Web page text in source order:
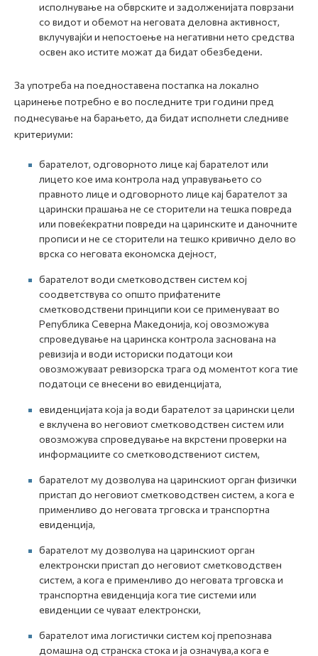
исполнување на обврските и задолженијата поврзани
со видот и обемот на неговата деловна активност,
вклучувајќи и непостоење на негативни нето средства
освен ако истите можат да бидат обезбедени.
За употреба на поедноставена постапка на локално
царинење потребно е во последните три години пред
поднесување на барањето, да бидат исполнети следниве
критериуми:
барателот, одговорното лице кај барателот или
лицето кое има контрола над управувањето со
правното лице и одговорното лице кај барателот за
царински прашања не се сторители на тешка повреда
или повеќекратни повреди на царинските и даночните
прописи и не се сторители на тешко кривично дело во
врска со неговата економска дејност,
барателот води сметководствен систем кој
соодветствува со општо прифатените
сметководствени принципи кои се применуваат во
Република Северна Македонија, кој овозможува
спроведување на царинска контрола заснована на
ревизија и води историски податоци кои
овозможуваат ревизорска трага од моментот кога тие
податоци се внесени во евиденцијата,
евиденцијата која ја води барателот за царински цели
е вклучена во неговиот сметководствен систем или
овозможува спроведување на вкрстени проверки на
информациите со сметководствениот систем,
барателот му дозволува на царинскиот орган физички
пристап до неговиот сметководствен систем, а кога е
применливо до неговата трговска и транспортна
евиденција,
барателот му дозволува на царинскиот орган
електронски пристап до неговиот сметководствен
систем, а кога е применливо до неговата трговска и
транспортна евиденција кога тие системи или
евиденции се чуваат електронски,
барателот има логистички систем кој препознава
домашна од странска стока и ја означува,а кога е